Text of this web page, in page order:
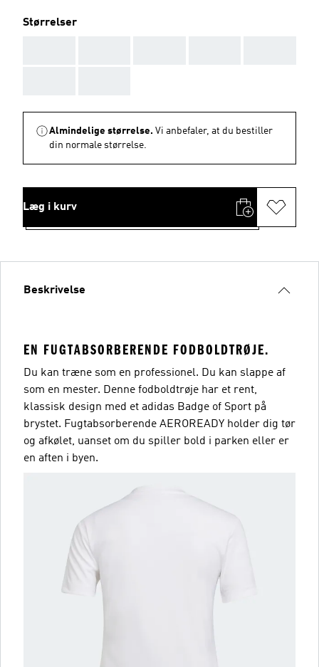
Størrelser
Almindelige størrelse. Vi anbefaler, at du bestiller
din normale størrelse.
Læg i kurv
Beskrivelse
EN FUGTABSORBERENDE FODBOLDTRØJE.
Du kan træne som en professionel. Du kan slappe af
som en mester. Denne fodboldtrøje har et rent,
klassisk design med et adidas Badge of Sport på
brystet. Fugtabsorberende AEROREADY holder dig tør
og afkølet, uanset om du spiller bold i parken eller er
en aften i byen.